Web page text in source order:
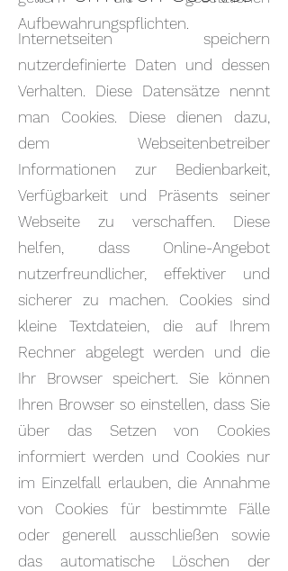
Aufbewahrungspflichten.
Internetseiten speichern
nutzerdefinierte Daten und dessen
Verhalten. Diese Datensätze nennt
man Cookies. Diese dienen dazu,
dem Webseitenbetreiber
Informationen zur Bedienbarkeit,
Verfügbarkeit und Präsents seiner
Webseite zu verschaffen. Diese
helfen, dass Online-Angebot
nutzerfreundlicher, effektiver und
sicherer zu machen. Cookies sind
kleine Textdateien, die auf Ihrem
Rechner abgelegt werden und die
Ihr Browser speichert. Sie können
Ihren Browser so einstellen, dass Sie
über das Setzen von Cookies
informiert werden und Cookies nur
im Einzelfall erlauben, die Annahme
von Cookies für bestimmte Fälle
oder generell ausschließen sowie
das automatische Löschen der